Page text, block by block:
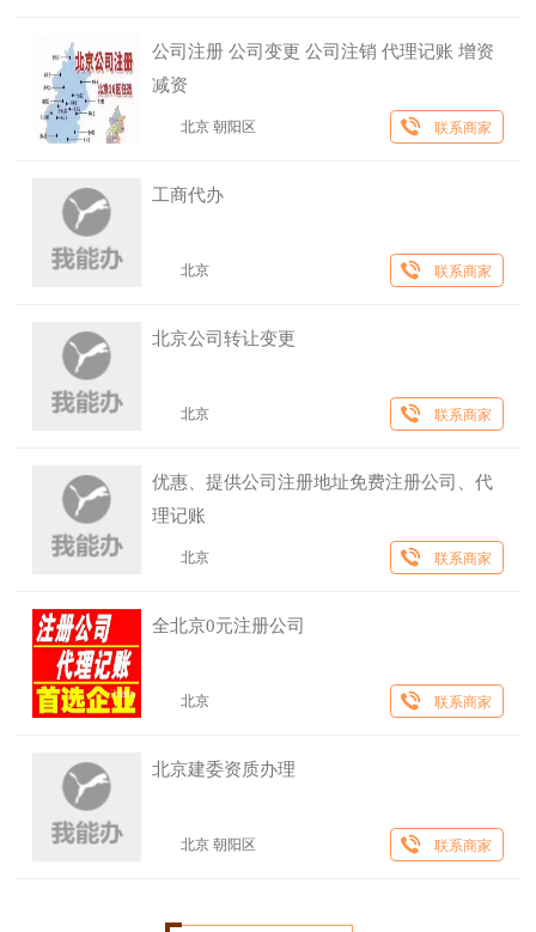
公司注册 公司变更 公司注销 代理记账 增资
减资
北京 朝阳区 联系商家
工商代办
北京 联系商家
北京公司转让变更
北京 联系商家
优惠、提供公司注册地址免费注册公司、代
理记账
北京 联系商家
全北京0元注册公司
北京 联系商家
北京建委资质办理
北京 朝阳区 联系商家